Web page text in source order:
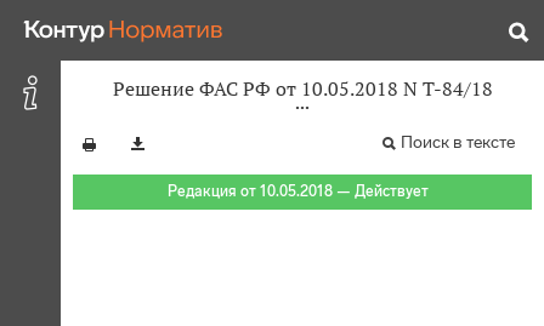
Решение ФАС РФ от 10.05.2018 N Т-84/18
Поиск в тексте
Редакция от 10.05.2018 — Действует